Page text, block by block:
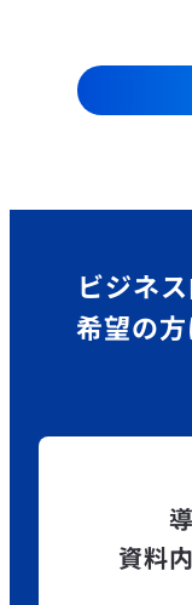
ビジネ
希望の
資料